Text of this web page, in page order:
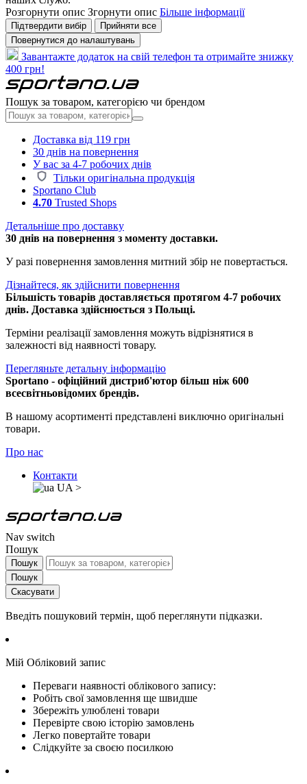
Розгорнути опис Згорнути опис Більше інформації
Підтвердити вибір
Прийняти все
Повернутися до налаштувань
Завантажте додаток на свій телефон та отримайте знижку
400 грн!
Пошук за товаром, категорією чи брендом
Доставка від 119 грн
30 днів на повернення
У вас за 4-7 робочих днів
Тільки оригінальна продукція
Sportano Club
4.70 Trusted Shops
Детальніше про доставку
30 днів на повернення з моменту доставки.
У разі повернення замовлення митний збір не повертається.
Дізнайтеся, як здійснити повернення
Більшість товарів доставляється протягом 4-7 робочих
днів. Доставка здійснюється з Польщі.
Терміни реалізації замовлення можуть відрізнятися в
залежності від наявності товару.
Перегляньте детальну інформацію
Sportano - офіційний дистриб'ютор більш ніж 600
всесвітньовідомих брендів.
В нашому асортименті представлені виключно оригінальні
товари.
Про нас
Контакти
UA >
Nav switch
Пошук
Пошук
Пошук
Скасувати
Введіть пошуковий термін, щоб переглянути підказки.
Мій Обліковий запис
Переваги наявності облікового запису:
Робіть свої замовлення ще швидше
Збережіть улюблені товари
Перевірте свою історію замовлень
Легко повертайте товари
Слідкуйте за своєю посилкою